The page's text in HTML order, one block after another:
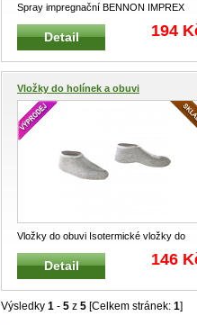
Spray impregnační BENNON IMPREX
Impregnační prostředek na hladkou kůž
Detail 194
Vložky do holínek a obuvi
Vložky do obuvi Isotermické vložky do
holínek a obuvi Použití přede
Detail 146
Výsledky 1 - 5 z 5 [Celkem stránek: 1]